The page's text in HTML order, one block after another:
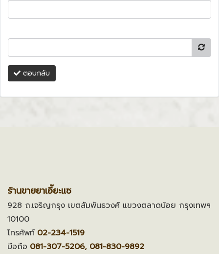
ตอบกลับ
ร้านขายยาเอี๊ยะแซ
928 ถ.เจริญกรุง เขตสัมพันธวงศ์ แขวงตลาดน้อย กรุงเทพฯ
10100
โทรศัพท์ 02-234-1519
มือถือ 081-307-5206, 081-830-9892